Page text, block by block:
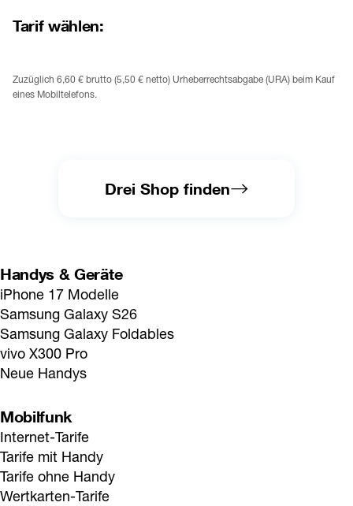
Tarif wählen:
Zuzüglich 6,60 € brutto (5,50 € netto) Urheberrechtsabgabe (URA) beim Kauf
eines Mobiltelefons.
Drei Shop finden
Handys & Geräte
iPhone 17 Modelle
Samsung Galaxy S26
Samsung Galaxy Foldables
vivo X300 Pro
Neue Handys
Mobilfunk
Internet-Tarife
Tarife mit Handy
Tarife ohne Handy
Wertkarten-Tarife